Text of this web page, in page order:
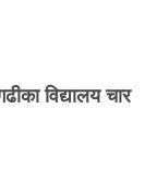
विद्यालय चार